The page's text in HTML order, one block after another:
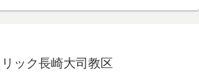
ック長崎大司教区